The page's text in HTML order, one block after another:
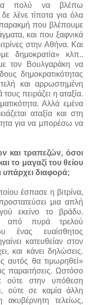
πολύ να βλέπω
λένε τίποτα για όλα
που βλέπουμε
και που ξαφνικά
στην Αθήνα. Και
δημοκρατία» κλπ..
τον Βουλγαράκη να
δημοκρατικότητας
και αρρωστημένη
πειράζει η αταξία.
Αλλά εμένα
αταξία και στη
για να μπορέσω να
και τραπεζών, όσοι
το μαγαζί του θείου
υπάρχει διαφορά;
έσπασε η βιτρίνα,
μια απλή
εκείνο το βράδυ.
από πυρά τρελού
ένας ευαίσθητος
κατευθείαν στον
και κάνει δηλώσεις.
αυτός θα τιμωρηθεί»
παραιτήσεις. Ωστόσο
ούτε στην υπόθεση
ούτε σε καμία άλλη
τελείως,